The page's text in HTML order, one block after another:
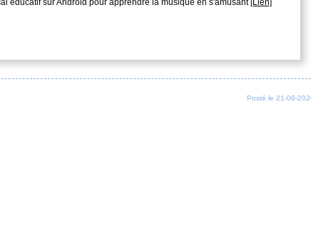
éducatif sur Android pour apprendre la musique en s'amusant [Lien]
Posté le 21-06-